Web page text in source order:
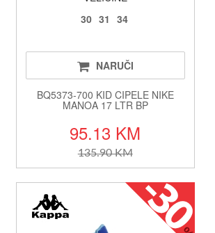
30 31 34
NARUČI
BQ5373-700 KID CIPELE NIKE
MANOA 17 LTR BP
95.13 KM
135.90 KM